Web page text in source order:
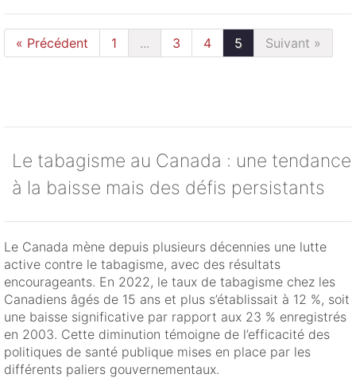
« Précédent 1 ... 3 4 5 Suivant »
Le tabagisme au Canada : une tendance
à la baisse mais des défis persistants
Le Canada mène depuis plusieurs décennies une lutte
active contre le tabagisme, avec des résultats
encourageants. En 2022, le taux de tabagisme chez les
Canadiens âgés de 15 ans et plus s’établissait à 12 %, soit
une baisse significative par rapport aux 23 % enregistrés
en 2003. Cette diminution témoigne de l’efficacité des
politiques de santé publique mises en place par les
différents paliers gouvernementaux.